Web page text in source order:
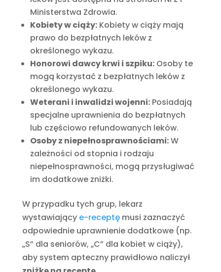
Ministerstwa Zdrowia.
Kobiety w ciąży:Kobiety w ciąży mają
prawo do bezpłatnych leków z
określonego wykazu.
Honorowi dawcy krwi i szpiku:Osoby te
mogą korzystać z bezpłatnych leków z
określonego wykazu.
Weterani i inwalidzi wojenni:Posiadają
specjalne uprawnienia do bezpłatnych
lub częściowo refundowanych leków.
Osoby z niepełnosprawnościami:W
zależności od stopnia i rodzaju
niepełnosprawności, mogą przysługiwać
im dodatkowe zniżki.
W przypadku tych grup, lekarz
wystawiający e-receptęmusi zaznaczyć
odpowiednie uprawnienie dodatkowe (np.
„S” dla seniorów, „C” dla kobiet w ciąży),
aby system apteczny prawidłowo naliczył